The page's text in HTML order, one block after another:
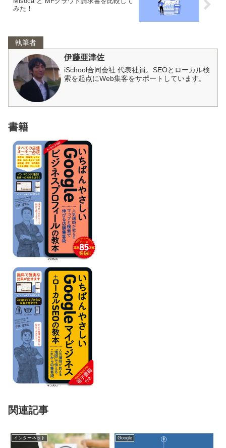
みた！
執筆者
伊藤亜津佐
iSchool合同会社 代表社員。SEOとローカル検
索を起点にWeb集客をサポートしています。
書籍
関連記事
インターネット Google